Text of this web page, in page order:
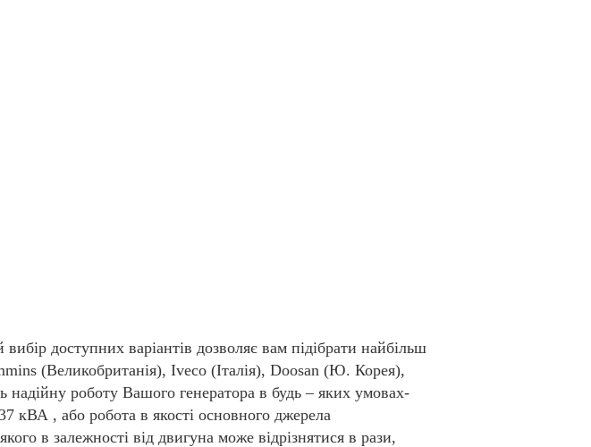
доступних варіантів дозволяє вам підібрати найбільш
(Великобританія), Iveco (Італія), Doosan (Ю. Корея),
роботу Вашого генератора в будь – яких умовах-
кВА , або робота в якості основного джерела
в залежності від двигуна може відрізнятися в рази,